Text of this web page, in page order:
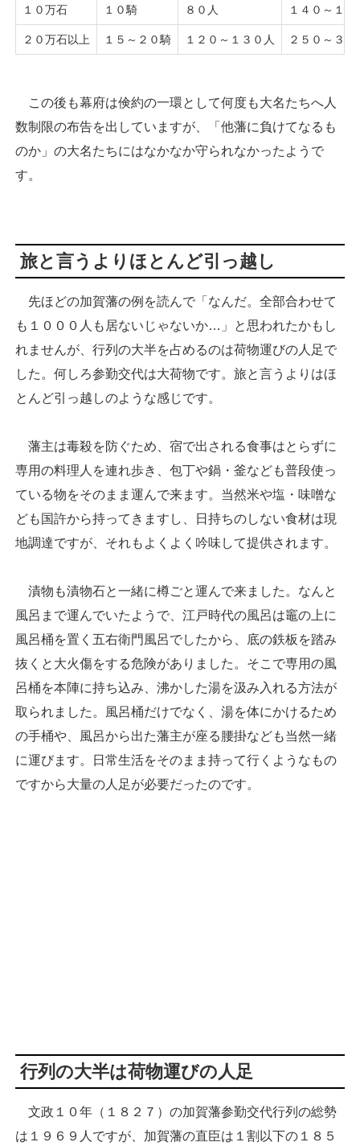
１０万石 １０騎 ８０人 １４０～１５
２０万石以上 １５～２０騎 １２０～１３０人 ２５０～３０
この後も幕府は倹約の一環として何度も大名たちへ人
数制限の布告を出していますが、「他藩に負けてなるも
のか」の大名たちにはなかなか守られなかったようで
す。
旅と言うよりほとんど引っ越し
先ほどの加賀藩の例を読んで「なんだ。全部合わせて
も１０００人も居ないじゃないか…」と思われたかもし
れませんが、行列の大半を占めるのは荷物運びの人足で
した。何しろ参勤交代は大荷物です。旅と言うよりはほ
とんど引っ越しのような感じです。
藩主は毒殺を防ぐため、宿で出される食事はとらずに
専用の料理人を連れ歩き、包丁や鍋・釜なども普段使っ
ている物をそのまま運んで来ます。当然米や塩・味噌な
ども国許から持ってきますし、日持ちのしない食材は現
地調達ですが、それもよくよく吟味して提供されます。
漬物も漬物石と一緒に樽ごと運んで来ました。なんと
風呂まで運んでいたようで、江戸時代の風呂は竈の上に
風呂桶を置く五右衛門風呂でしたから、底の鉄板を踏み
抜くと大火傷をする危険がありました。そこで専用の風
呂桶を本陣に持ち込み、沸かした湯を汲み入れる方法が
取られました。風呂桶だけでなく、湯を体にかけるため
の手桶や、風呂から出た藩主が座る腰掛なども当然一緒
に運びます。日常生活をそのまま持って行くようなもの
ですから大量の人足が必要だったのです。
行列の大半は荷物運びの人足
文政１０年（１８２７）の加賀藩参勤交代行列の総勢
は１９６９人ですが、加賀藩の直臣は１割以下の１８５